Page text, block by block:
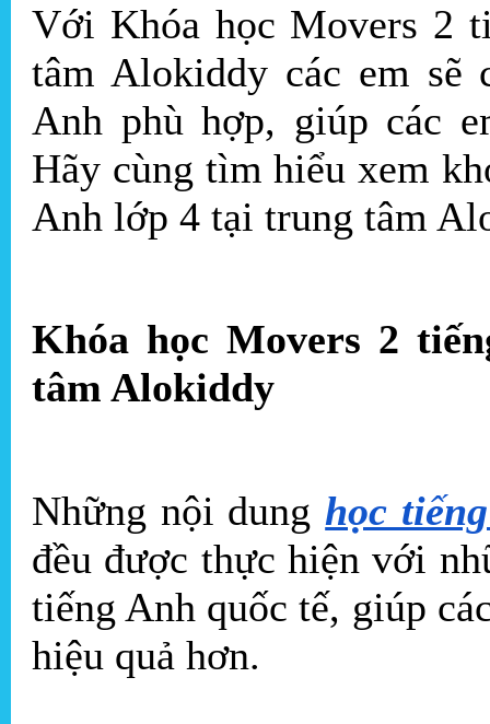
Với Khóa học Movers 2
tâm Alokiddy các em sẽ
Anh phù hợp, giúp các
Hãy cùng tìm hiểu xem
Anh lớp 4 tại trung tâm
Khóa học Movers 2
tâm Alokiddy
Những nội dung học
đều được thực hiện với
tiếng Anh quốc tế, giúp
hiệu quả hơn.